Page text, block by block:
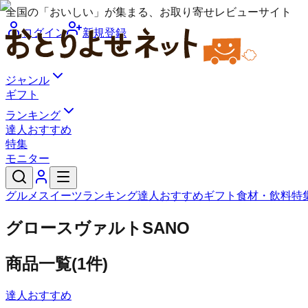
全国の「おいしい」が集まる、お取り寄せレビューサイト
ログイン
新規登録
ジャンル
ギフト
ランキング
達人おすすめ
特集
モニター
グルメ スイーツランキング達人おすすめギフト 食材・飲料特
グロースヴァルトSANO
商品一覧(1件)
達人おすすめ